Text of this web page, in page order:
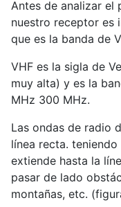
Antes de analizar el
nuestro receptor es
que es la banda de
VHF es la sigla de
muy alta) y es la
MHz 300 MHz.
Las ondas de radio
línea recta.
extiende hasta la
pasar de lado
montañas, etc.